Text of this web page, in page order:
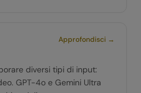
Approfondisci →
diversi tipi di input:
GPT-4o e Gemini Ultra